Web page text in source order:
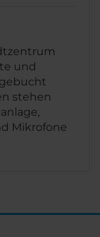
und
stehen
Mikrofone